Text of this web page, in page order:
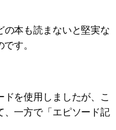
の本も読まないと堅実な
す。
を使用しましたが、こ
、一方で「エピソード記